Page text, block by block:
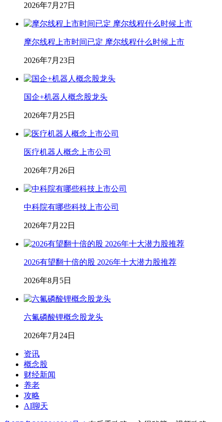
2026年7月27日
摩尔线程上市时间已定 摩尔线程什么时候上市
2026年7月23日
国企+机器人概念股龙头
2026年7月25日
医疗机器人概念上市公司
2026年7月26日
中科院有哪些科技上市公司
2026年7月22日
2026有望翻十倍的股 2026年十大潜力股推荐
2026年8月5日
六氟磷酸锂概念股龙头
2026年7月24日
资讯
概念股
财经新闻
养老
攻略
AI聊天